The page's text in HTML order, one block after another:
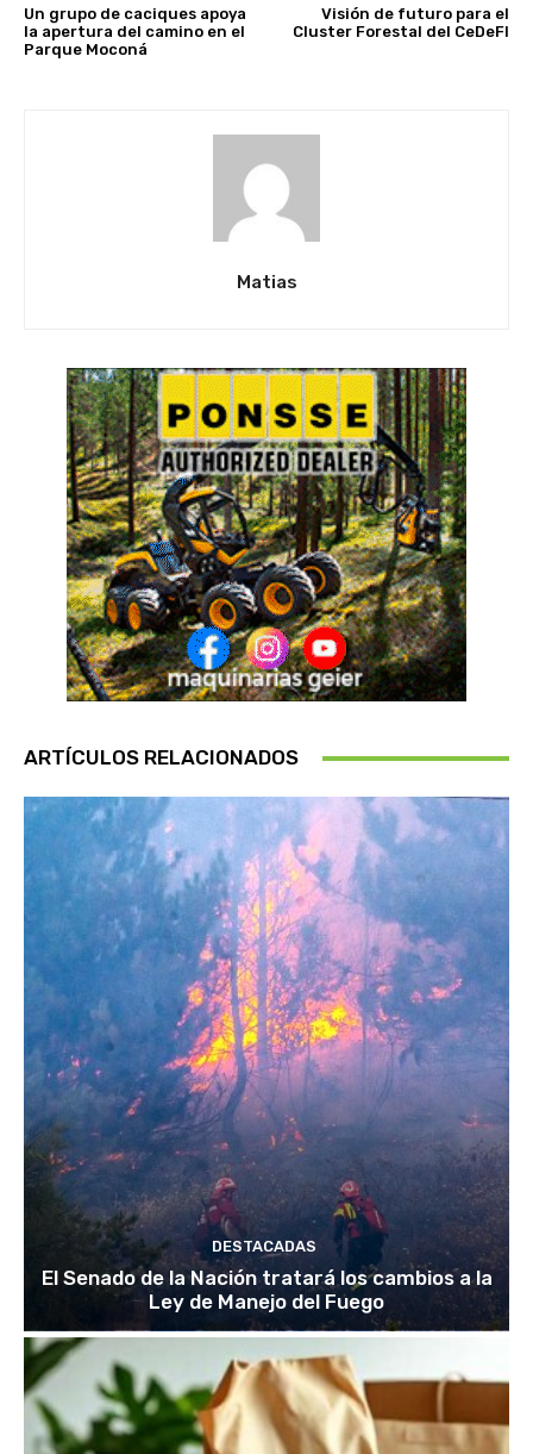
Un grupo de caciques apoya
la apertura del camino en el
Parque Moconá
Visión de futuro para el
Cluster Forestal del CeDeFI
Matias
ARTÍCULOS RELACIONADOS
DESTACADAS
El Senado de la Nación tratará los cambios a la
Ley de Manejo del Fuego